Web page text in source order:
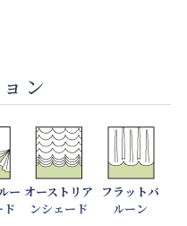
ン
ー
ド
オーストリア
ンシェード
フラットバ
ルーン